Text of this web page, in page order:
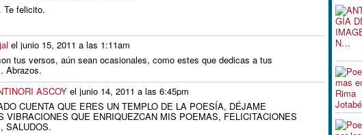
Te felicito.
el junio 15, 2011 a las 1:11am
tus versos, aún sean ocasionales, como estes que dedicas a tus
Abrazos.
ASCOY el junio 14, 2011 a las 6:45pm
CUENTA QUE ERES UN TEMPLO DE LA POESÍA, DÉJAME
VIBRACIONES QUE ENRIQUEZCAN MIS POEMAS, FELICITACIONES
SALUDOS.